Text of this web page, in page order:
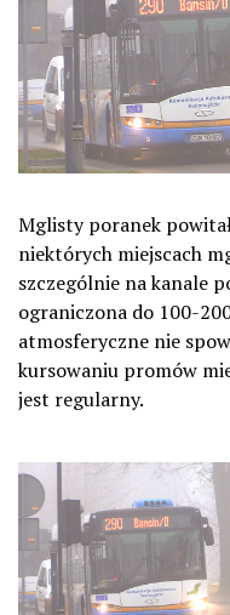
Mglisty poranek
niektórych miejscach
szczególnie na kanale
ograniczona do 100-
atmosferyczne nie
kursowaniu promów
jest regularny.